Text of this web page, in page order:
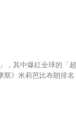
，其中爆紅全球的「超
斯》米莉芭比布朗排名